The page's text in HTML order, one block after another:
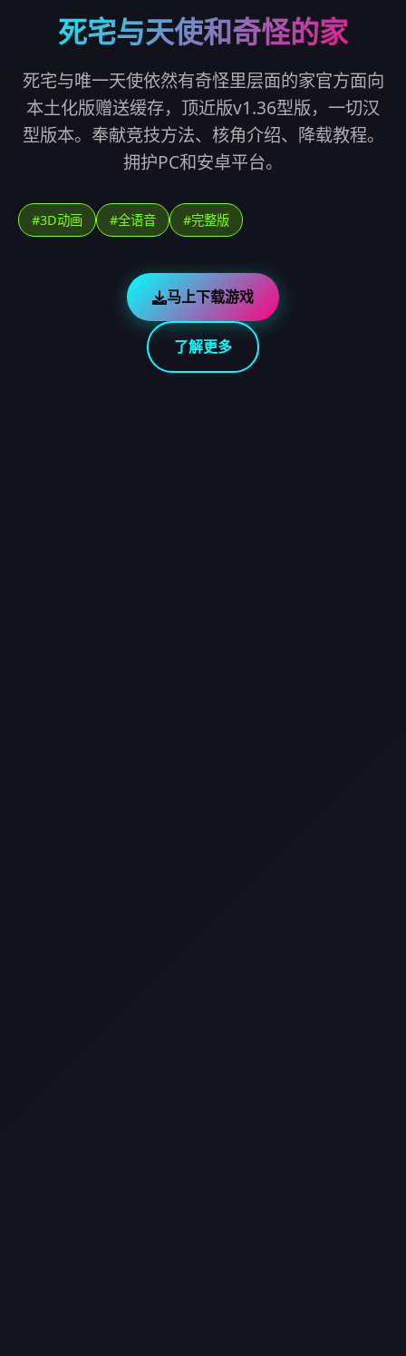
死宅与天使和奇怪的家
死宅与唯一天使依然有奇怪里层面的家官方面向
本土化版赠送缓存，顶近版v1.36型版，一切汉
型版本。奉献竞技方法、核角介绍、降载教程。
拥护PC和安卓平台。
#3D动画 #全语音 #完整版
马上下载游戏
了解更多